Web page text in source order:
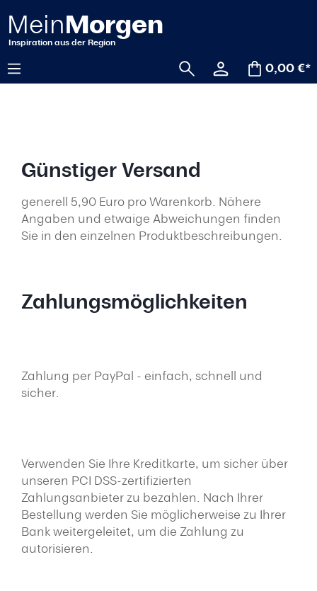
springen
0,00 €*
Günstiger Versand
generell 5,90 Euro pro Warenkorb. Nähere
Angaben und etwaige Abweichungen finden
Sie in den einzelnen Produktbeschreibungen.
Zahlungsmöglichkeiten
Zahlung per PayPal - einfach, schnell und
sicher.
Verwenden Sie Ihre Kreditkarte, um sicher über
unseren PCI DSS-zertifizierten
Zahlungsanbieter zu bezahlen. Nach Ihrer
Bestellung werden Sie möglicherweise zu Ihrer
Bank weitergeleitet, um die Zahlung zu
autorisieren.